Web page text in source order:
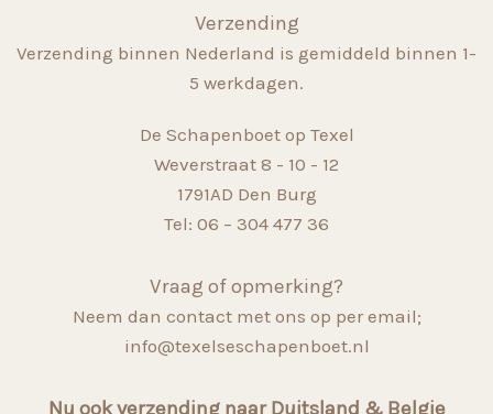
Verzending
Verzending binnen Nederland is gemiddeld binnen 1-
5 werkdagen.
De Schapenboet op Texel
Weverstraat 8 - 10 - 12
1791AD Den Burg
Tel: 06 – 304 477 36
Vraag of opmerking?
Neem dan contact met ons op per email;
info@texelseschapenboet.nl
Nu ook verzending naar Duitsland & Belgie